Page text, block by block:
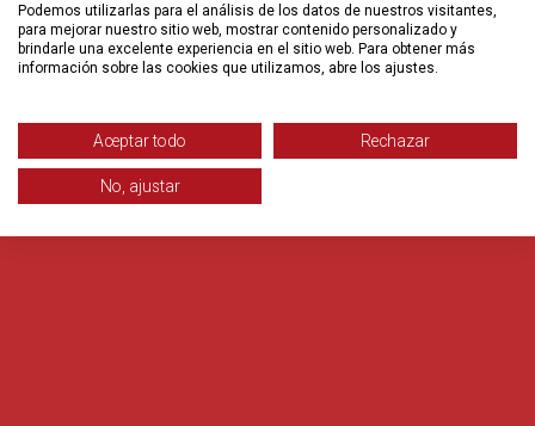
Podemos utilizarlas para el análisis de los datos de nuestros visitantes,
para mejorar nuestro sitio web, mostrar contenido personalizado y
brindarle una excelente experiencia en el sitio web. Para obtener más
información sobre las cookies que utilizamos, abre los ajustes.
Aceptar todo Rechazar
No, ajustar